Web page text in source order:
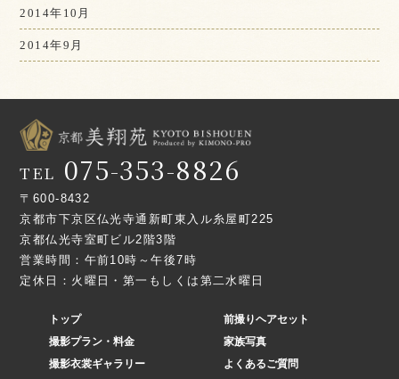
2014年10月
2014年9月
TEL 075-353-8826
〒600-8432
京都市下京区仏光寺通新町東入ル糸屋町225
京都仏光寺室町ビル2階3階
営業時間：午前10時～午後7時
定休日：火曜日・第一もしくは第二水曜日
トップ
撮影プラン・料金
撮影衣裳ギャラリー
前撮りヘアセット
家族写真
よくあるご質問